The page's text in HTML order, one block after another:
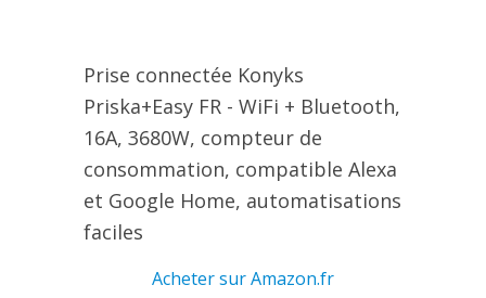
Prise connectée Konyks
Priska+Easy FR - WiFi + Bluetooth,
16A, 3680W, compteur de
consommation, compatible Alexa
et Google Home, automatisations
faciles
Acheter sur Amazon.fr